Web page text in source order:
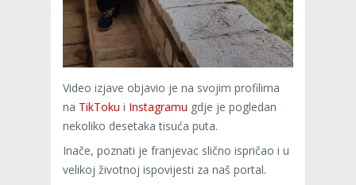
Video izjave objavio je na svojim profilima
na TikToku i Instagramu gdje je pogledan
nekoliko desetaka tisuća puta.
Inače, poznati je franjevac slično ispričao i u
velikoj životnoj ispovijesti za naš portal.